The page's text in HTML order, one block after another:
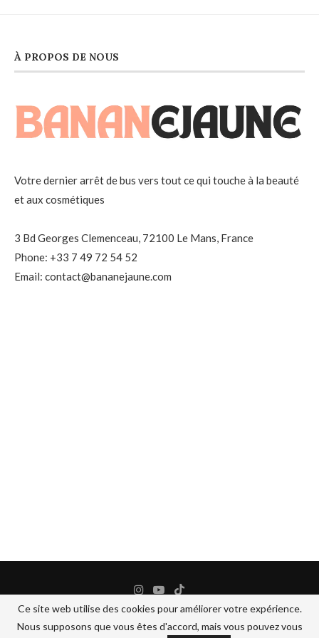
À PROPOS DE NOUS
Votre dernier arrêt de bus vers tout ce qui touche à la beauté
et aux cosmétiques
3 Bd Georges Clemenceau, 72100 Le Mans, France
Phone: +33 7 49 72 54 52
Email: contact@bananejaune.com
Ce site web utilise des cookies pour améliorer votre expérience.
Nous supposons que vous êtes d'accord, mais vous pouvez vous